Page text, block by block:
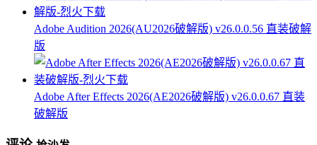
Adobe Audition 2026(AU2026破解版) v26.0.0.56 直装破解
版
Adobe After Effects 2026(AE2026破解版) v26.0.0.67 直装
破解版